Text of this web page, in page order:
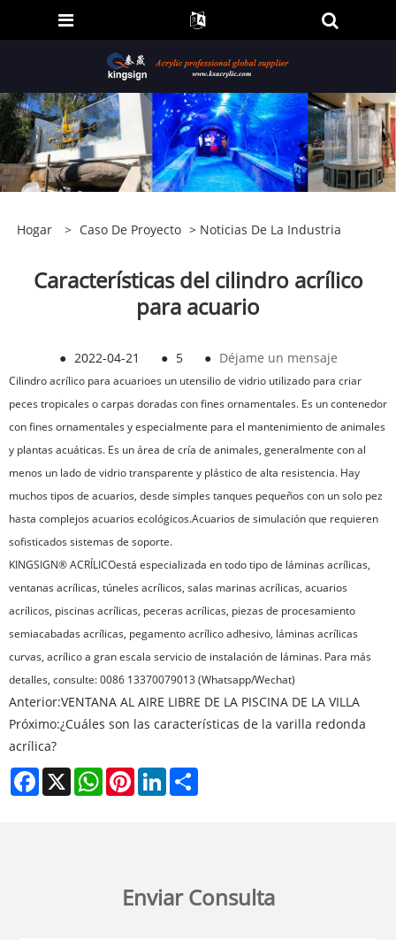
Hogar > Caso De Proyecto > Noticias De La Industria
Características del cilindro acrílico
para acuario
● 2022-04-21 ● 5 ● Déjame un mensaje
Cilindro acrílico para acuarioes un utensilio de vidrio utilizado para criar
peces tropicales o carpas doradas con fines ornamentales. Es un contenedor
con fines ornamentales y especialmente para el mantenimiento de animales
y plantas acuáticas. Es un área de cría de animales, generalmente con al
menos un lado de vidrio transparente y plástico de alta resistencia. Hay
muchos tipos de acuarios, desde simples tanques pequeños con un solo pez
hasta complejos acuarios ecológicos.Acuarios de simulación que requieren
sofisticados sistemas de soporte.
KINGSIGN® ACRÍLICOestá especializada en todo tipo de láminas acrílicas,
ventanas acrílicas, túneles acrílicos, salas marinas acrílicas, acuarios
acrílicos, piscinas acrílicas, peceras acrílicas, piezas de procesamiento
semiacabadas acrílicas, pegamento acrílico adhesivo, láminas acrílicas
curvas, acrílico a gran escala servicio de instalación de láminas. Para más
detalles, consulte: 0086 13370079013 (Whatsapp/Wechat)
Anterior:VENTANA AL AIRE LIBRE DE LA PISCINA DE LA VILLA
Próximo:¿Cuáles son las características de la varilla redonda
acrílica?
Facebook
X WhatsAppPinterestLinkedIn
Enviar Consulta